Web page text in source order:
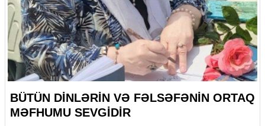
BÜTÜN DİNLƏRİN VƏ FƏLSƏFƏNİN ORTAQ
MƏFHUMU SEVGİDİR